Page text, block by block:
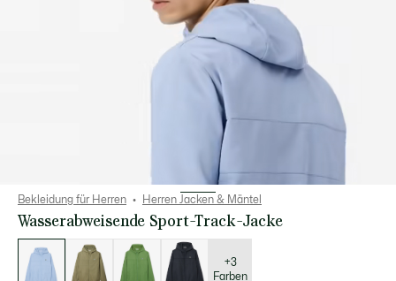
Bekleidung für Herren Herren Jacken & Mäntel
Wasserabweisende Sport-Track-Jacke
der
Varianten
+3
Farben